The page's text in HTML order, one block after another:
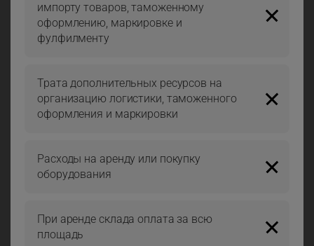
импорту товаров, таможенному
оформлению, маркировке и
фулфилменту
Трата дополнительных ресурсов на
организацию логистики, таможенного
оформления и маркировки
Расходы на аренду или покупку
оборудования
При аренде склада оплата за всю
площадь